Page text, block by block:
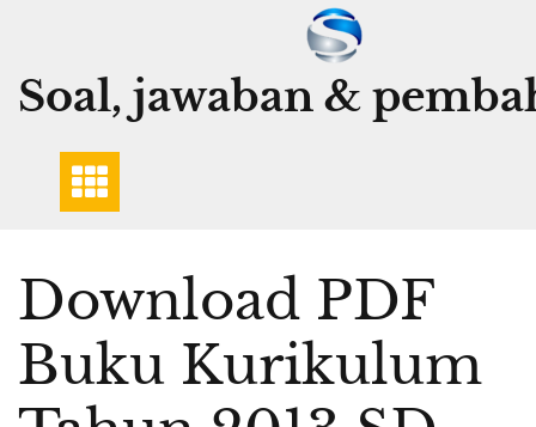
Soal, jawaban &
Download PDF
Buku Kurikulum